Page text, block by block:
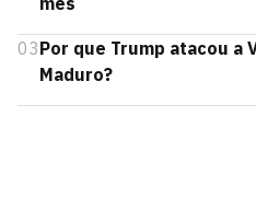
03Por que Trump atacou a
Maduro?